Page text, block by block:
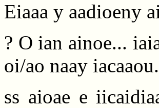
Eiaaa y aadioeny
? O ian ainoe...
oi/ao naay
ss aioae e